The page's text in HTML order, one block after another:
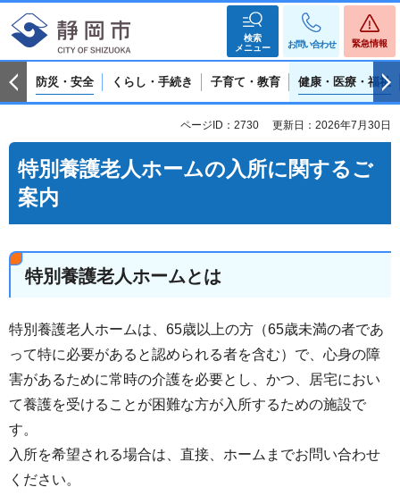
検索
メニュー
お問い合わせ 緊急情報
防災・安全 くらし・手続き 子育て・教育 健康・医療・福祉
ページID：2730 更新日：2026年7月30日
特別養護老人ホームの入所に関するご
案内
特別養護老人ホームとは
特別養護老人ホームは、65歳以上の方（65歳未満の者であ
って特に必要があると認められる者を含む）で、心身の障
害があるために常時の介護を必要とし、かつ、居宅におい
て養護を受けることが困難な方が入所するための施設で
す。
入所を希望される場合は、直接、ホームまでお問い合わせ
ください。